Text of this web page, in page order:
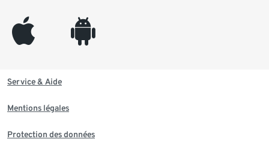
appleinc android
Service & Aide
Mentions légales
Protection des données